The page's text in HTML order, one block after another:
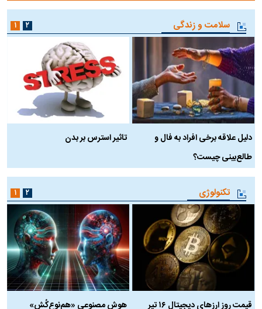
سلامت و زندگی
دلیل علاقه برخی افراد به فال و
طالع‌بینی چیست؟
تاثیر استرس بر بدن
۱ ۲
تکنولوژی
قیمت روز ارز‌های دیجیتال ۱۶ تیر هوش مصنوعی «هم‌نوع‌کُش»
۱ ۲